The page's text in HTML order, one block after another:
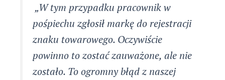
„W tym przypadku pracownik w
pośpiechu zgłosił markę do rejestracji
znaku towarowego. Oczywiście
powinno to zostać zauważone, ale nie
zostało. To ogromny błąd z naszej